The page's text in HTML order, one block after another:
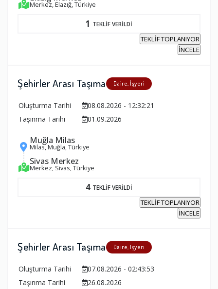
Merkez, Elazığ, Türkiye
1 TEKLİF VERİLDİ
TEKLİF TOPLANIYOR
İNCELE
Şehirler Arası Taşıma Daire, İşyeri
Oluşturma Tarihi
08.08.2026 - 12:32:21
Taşınma Tarihi
01.09.2026
Muğla Milas
Milas, Muğla, Türkiye
Sivas Merkez
Merkez, Sivas, Türkiye
4 TEKLİF VERİLDİ
TEKLİF TOPLANIYOR
İNCELE
Şehirler Arası Taşıma Daire, İşyeri
Oluşturma Tarihi
07.08.2026 - 02:43:53
Taşınma Tarihi
26.08.2026